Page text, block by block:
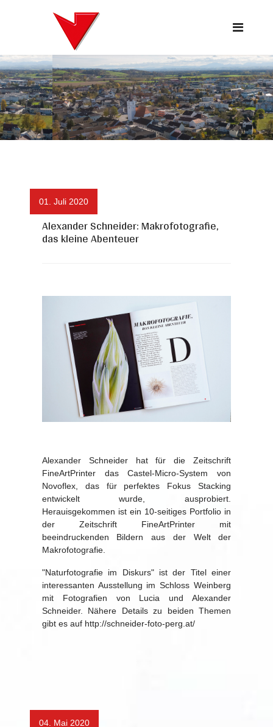
Alexander Schneider: Makrofotografie,
das kleine Abenteuer
01. Juli 2020
Alexander Schneider hat für die Zeitschrift
FineArtPrinter das Castel-Micro-System von
Novoflex, das für perfektes Fokus Stacking
entwickelt wurde, ausprobiert.
Herauisgekommen ist ein 10-seitiges Portfolio in
der Zeitschrift FineArtPrinter mit
beeindruckenden Bildern aus der Welt der
Makrofotografie.
"Naturfotografie im Diskurs" ist der Titel einer
interessanten Ausstellung im Schloss Weinberg
mit Fotografien von Lucia und Alexander
Schneider. Nähere Details zu beiden Themen
gibt es auf http://schneider-foto-perg.at/
04. Mai 2020